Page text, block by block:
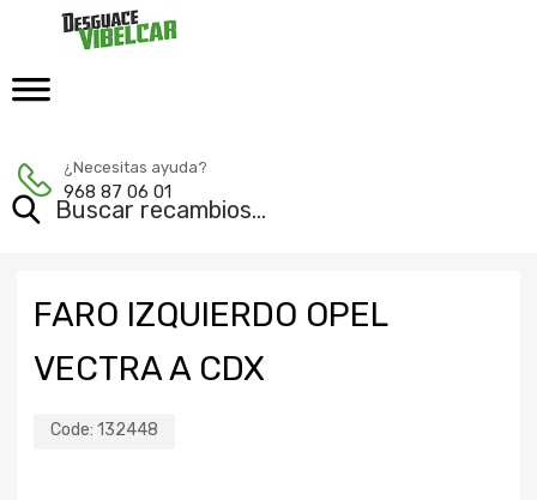
¿Necesitas ayuda?
968 87 06 01
FARO IZQUIERDO OPEL
VECTRA A CDX
Code: 132448